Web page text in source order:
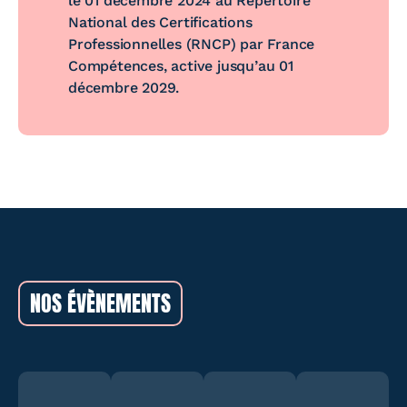
National des Certifications
Professionnelles (RNCP) par France
Compétences, active jusqu’au 01
décembre 2029.
NOS ÉVÈNEMENTS